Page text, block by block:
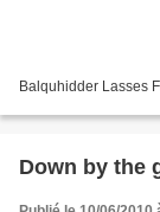
Balquhidder Lasses
Down by the